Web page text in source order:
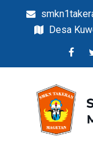
Desa